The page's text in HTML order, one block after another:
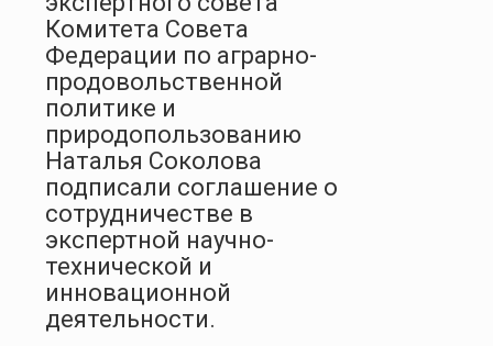
Комитета Совета
Федерации по аграрно-
продовольственной
политике и
природопользованию
Наталья Соколова
подписали соглашение о
сотрудничестве в
экспертной научно-
технической и
инновационной
деятельности.